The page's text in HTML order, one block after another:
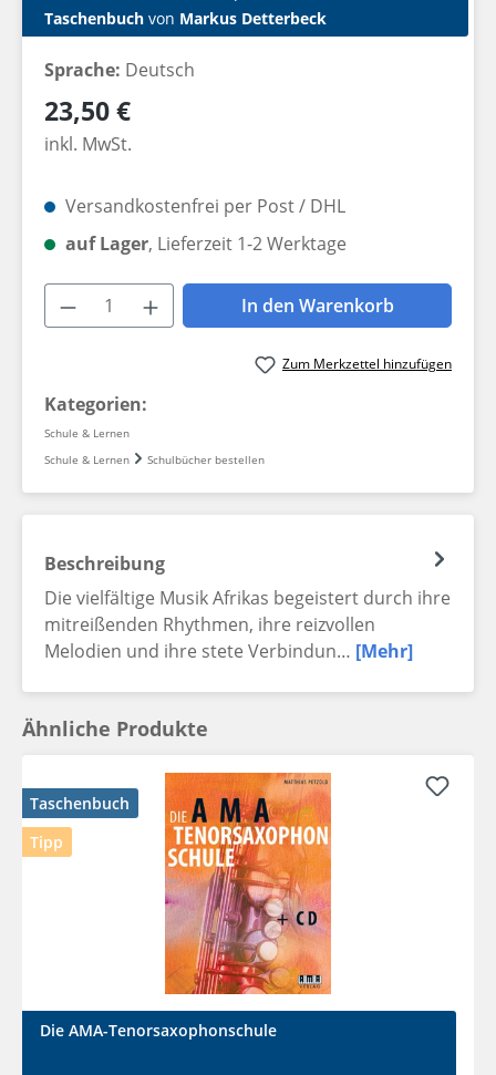
Taschenbuch von Markus Detterbeck
Sprache: Deutsch
Regulärer Preis:
23,50 €
inkl. MwSt.
Versandkostenfrei per Post / DHL
auf Lager, Lieferzeit 1-2 Werktage
Produkt Anzahl: Gib den
In den Warenkorb
Zum Merkzettel hinzufügen
Kategorien:
Schule & Lernen
Schule & Lernen
Schulbücher bestellen
Beschreibung
Die vielfältige Musik Afrikas begeistert durch ihre
mitreißenden Rhythmen, ihre reizvollen
Melodien und ihre stete Verbindun… [Mehr]
Ähnliche Produkte
Taschenbuch
Tipp
Die AMA-Tenorsaxophonschule